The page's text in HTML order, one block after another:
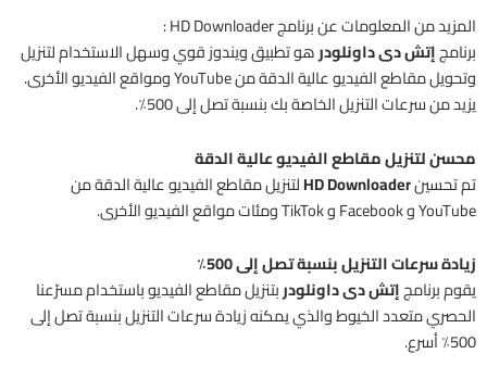
المزيد من المعلومات عن برنامج HD Downloader :
برنامجإتش دى داونلودرهو تطبيق ويندوز قوي وسهل الاستخدام لتنزيل
وتحويل مقاطع الفيديو عالية الدقة من YouTube ومواقع الفيديو الأخرى.
يزيد من سرعات التنزيل الخاصة بك بنسبة تصل إلى 500٪.
محسن لتنزيل مقاطع الفيديو عالية الدقة
تم تحسينHD Downloaderلتنزيل مقاطع الفيديو عالية الدقة من
YouTube و Facebook و TikTok ومئات مواقع الفيديو الأخرى.
زيادة سرعات التنزيل بنسبة تصل إلى 500٪
يقوم برنامجإتش دى داونلودربتنزيل مقاطع الفيديو باستخدام مسرّعنا
الحصري متعدد الخيوط والذي يمكنه زيادة سرعات التنزيل بنسبة تصل إلى
500٪ أسرع.